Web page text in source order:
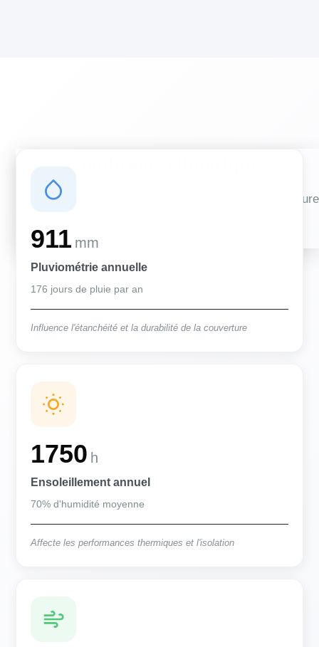
Des conditions qui influencent vos travaux de couverture
911 mm
Pluviométrie annuelle
176 jours de pluie par an
Influence l'étanchéité et la durabilité de la couverture
1750 h
Ensoleillement annuel
70% d'humidité moyenne
Affecte les performances thermiques et l'isolation